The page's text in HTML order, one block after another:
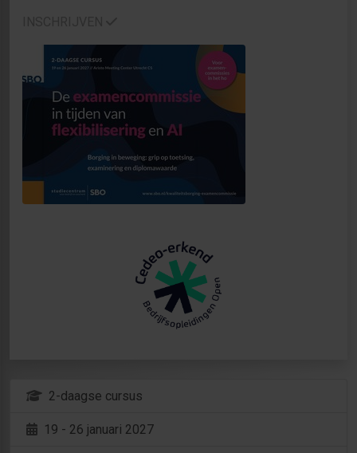
2-daagse cursus
19 - 26 januari 2027